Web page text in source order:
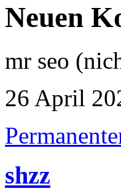
Neuen
mr seo
26 April
shzz